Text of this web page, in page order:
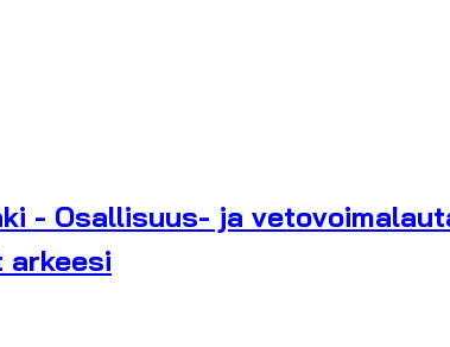
- Osallisuus- ja
arkeesi